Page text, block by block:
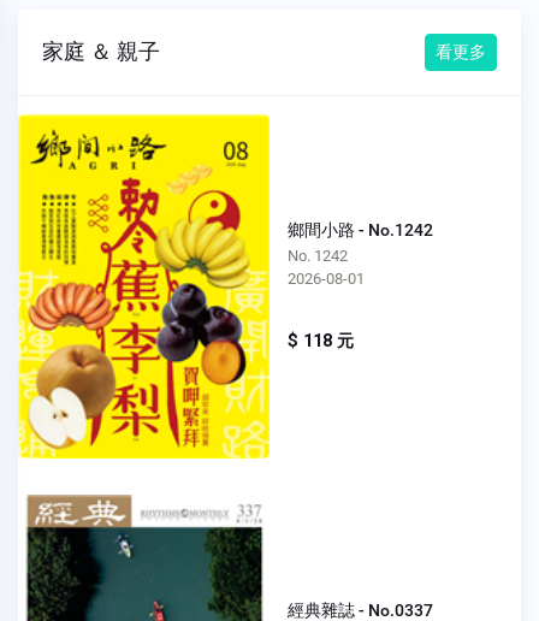
家庭 ＆ 親子 看更多
鄉間小路 - No.1242
No. 1242
2026-08-01
$ 118 元
經典雜誌 - No.0337